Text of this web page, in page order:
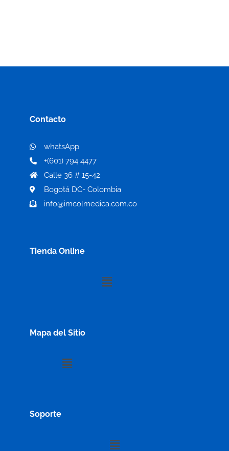
Contacto
whatsApp
+(601) 794 4477
Calle 36 # 15-42
Bogotá DC- Colombia
info@imcolmedica.com.co
Tienda Online
Menú
Mapa del Sitio
Menú
Soporte
Menú